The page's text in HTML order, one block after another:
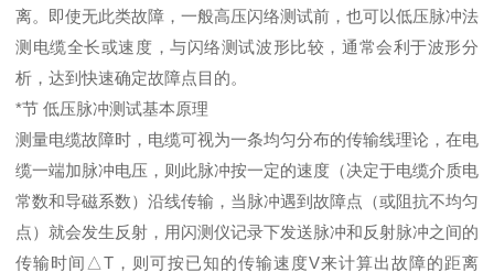
离。即使无此类故障，一般高压闪络测试前，也可以低压脉冲法
测电缆全长或速度，与闪络测试波形比较，通常会利于波形分
析，达到快速确定故障点目的。
*节 低压脉冲测试基本原理
测量电缆故障时，电缆可视为一条均匀分布的传输线理论，在电
缆一端加脉冲电压，则此脉冲按一定的速度（决定于电缆介质电
常数和导磁系数）沿线传输，当脉冲遇到故障点（或阻抗不均匀
点）就会发生反射，用闪测仪记录下发送脉冲和反射脉冲之间的
传输时间△T，则可按已知的传输速度V来计算出故障的距离